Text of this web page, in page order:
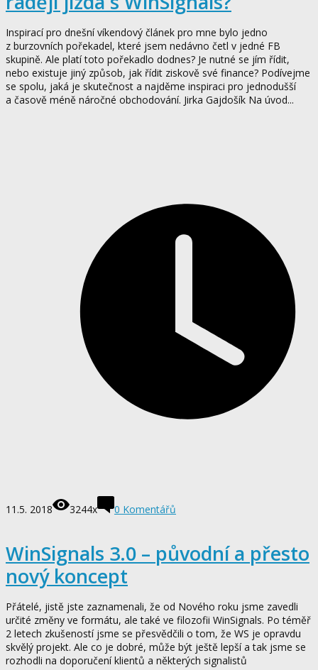
Inspirací pro dnešní víkendový článek pro mne bylo jedno
z burzovních pořekadel, které jsem nedávno četl v jedné FB
skupině. Ale platí toto pořekadlo dodnes? Je nutné se jím řídit,
nebo existuje jiný způsob, jak řídit ziskově své finance? Podívejme
se spolu, jaká je skutečnost a najděme inspiraci pro jednodušší
a časově méně náročné obchodování. Jirka Gajdošík Na úvod...
11.5. 2018 3244x 0 Komentářů
WinSignals 3.0 – původní a přesto
nový koncept
Přátelé, jistě jste zaznamenali, že od Nového roku jsme zavedli
určité změny ve formátu, ale také ve filozofii WinSignals. Po téměř
2 letech zkušeností jsme se přesvědčili o tom, že WS je opravdu
skvělý projekt. Ale co je dobré, může být ještě lepší a tak jsme se
rozhodli na doporučení klientů a některých signalistů